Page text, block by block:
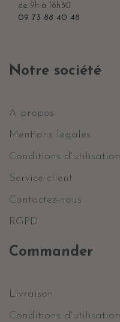
de 9h à 16h30
09 73 88 40 48
Notre société
A propos
Mentions légales
Conditions d'utilisation
Service client
Contactez-nous
RGPD
Commander
Livraison
Conditions d'utilisation